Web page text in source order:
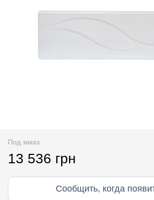
Под заказ
13 536 грн
Сообщить, когда